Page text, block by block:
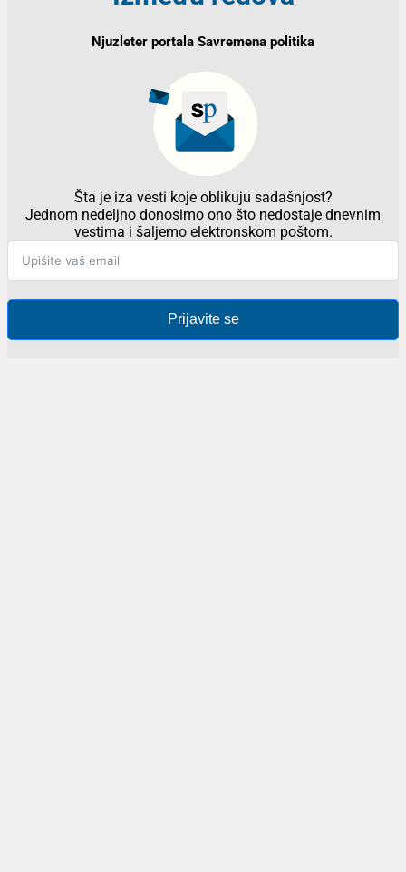
Njuzleter portala Savremena politika
Šta je iza vesti koje oblikuju sadašnjost?
Jednom nedeljno donosimo ono što nedostaje dnevnim
vestima i šaljemo elektronskom poštom.
Prijavite se